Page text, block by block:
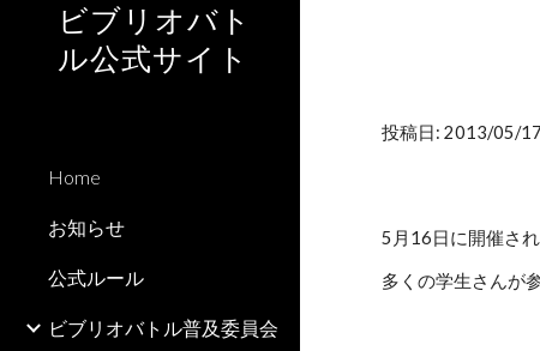
ビブリオバト
ル公式サイト
Home
お知らせ
公式ルール
ビブリオバトル普及委員会
投稿日: 2013/05/
5月16日に開催さ
多くの学生さんが